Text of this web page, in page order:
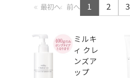
最初へ 前へ 1 2 3
ミルキ
ィ クレ
ンズア
ップ